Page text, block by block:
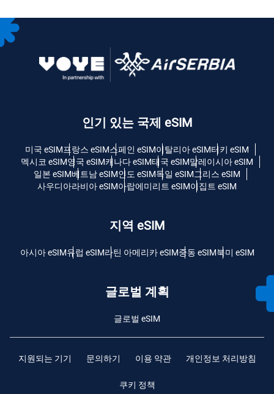
인기 있는 국제 eSIM
미국 eSIM프랑스 eSIM스페인 eSIM이탈리아 eSIM터키 eSIM
멕시코 eSIM영국 eSIM캐나다 eSIM태국 eSIM말레이시아 eSIM
일본 eSIM베트남 eSIM인도 eSIM독일 eSIM그리스 eSIM
사우디아라비아 eSIM아랍에미리트 eSIM이집트 eSIM
지역 eSIM
아시아 eSIM유럽 ​​eSIM라틴 아메리카 eSIM중동 eSIM북미 eSIM
글로벌 계획
글로벌 eSIM
지원되는 기기 문의하기 이용 약관 개인정보 처리방침
쿠키 정책